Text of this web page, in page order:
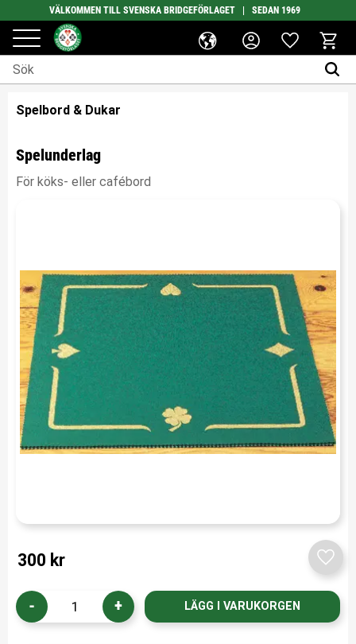
Meny
VÄLKOMMEN TILL SVENSKA BRIDGEFÖRLAGET | SEDAN 1969
Favoriter
Spelbord & Dukar
Spelunderlag
För köks- eller cafébord
300 kr
+
-